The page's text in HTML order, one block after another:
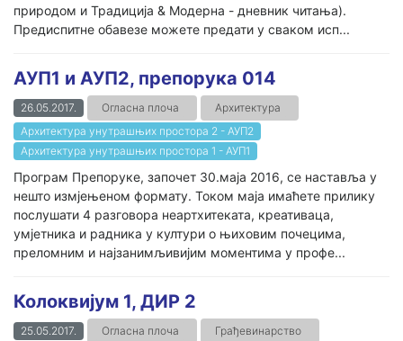
природом и Традиција & Модерна - дневник читања).
Предиспитне обавезе можете предати у сваком исп...
АУП1 и АУП2, препорука 014
26.05.2017. Огласна плоча
Архитектура
Архитектура унутрашњих простора 2 - АУП2
Архитектура унутрашњих простора 1 - АУП1
Програм Препоруке, започет 30.маја 2016, се наставља у
нешто измјењеном формату. Током маја имаћете прилику
послушати 4 разговора неартхитеката, креативаца,
умјетника и радника у култури о њиховим почецима,
преломним и најзанимљивијим моментима у профе...
Колоквијум 1, ДИР 2
25.05.2017. Огласна плоча
Грађевинарство